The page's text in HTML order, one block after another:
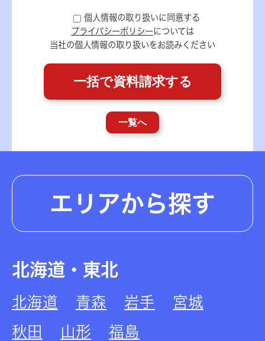
個人情報の取り扱いに同意する
プライバシーポリシーについては
当社の個人情報の取り扱いをお読みください
一覧へ
エリアから探す
北海道・東北
北海道 青森 岩手
宮城
秋田
山形 福島